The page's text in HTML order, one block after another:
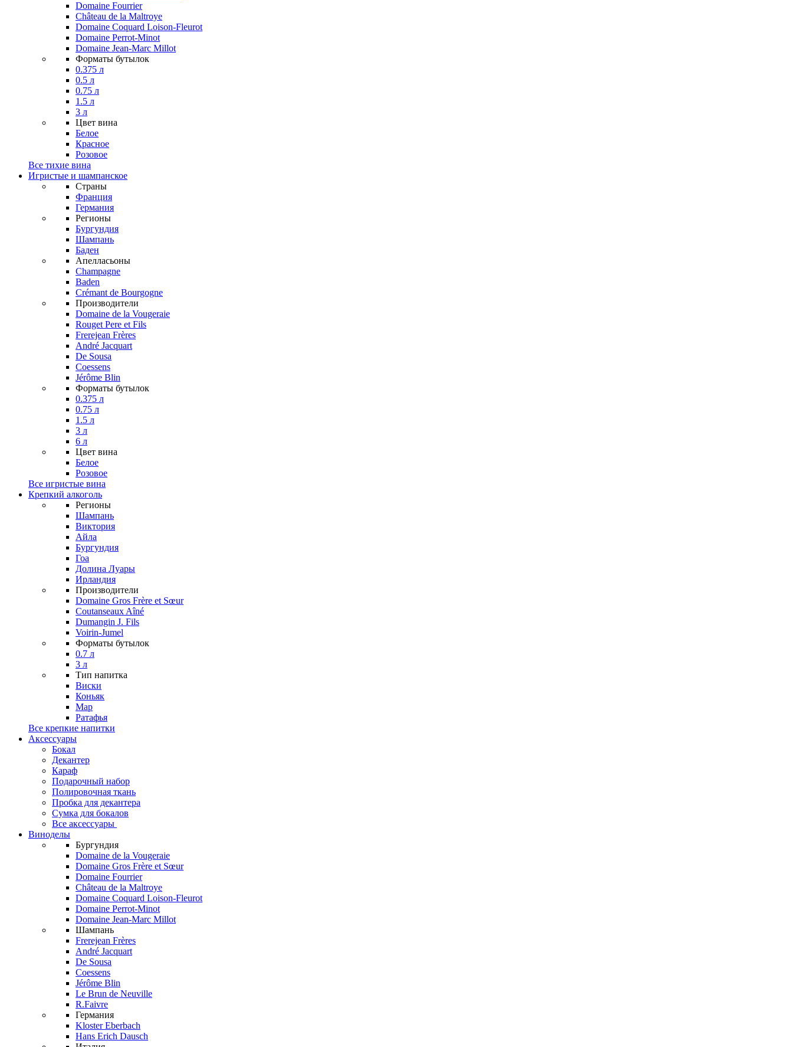
Domaine Fourrier
Château de la Maltroye
Domaine Coquard Loison-Fleurot
Domaine Perrot-Minot
Domaine Jean-Marc Millot
Форматы бутылок
0.375 л
0.5 л
0.75 л
1.5 л
3 л
Цвет вина
Белое
Красное
Розовое
Все тихие вина
Игристые и шампанское
Страны
Франция
Германия
Регионы
Бургундия
Шампань
Баден
Апелласьоны
Champagne
Baden
Crémant de Bourgogne
Производители
Domaine de la Vougeraie
Rouget Pere et Fils
Frerejean Frères
André Jacquart
De Sousa
Coessens
Jérôme Blin
Форматы бутылок
0.375 л
0.75 л
1.5 л
3 л
6 л
Цвет вина
Белое
Розовое
Все игристые вина
Крепкий алкоголь
Регионы
Шампань
Виктория
Айла
Бургундия
Гоа
Долина Луары
Ирландия
Производители
Domaine Gros Frère et Sœur
Coutanseaux Aîné
Dumangin J. Fils
Voirin-Jumel
Форматы бутылок
0.7 л
3 л
Тип напитка
Виски
Коньяк
Мар
Ратафья
Все крепкие напитки
Аксессуары
Бокал
Декантер
Караф
Подарочный набор
Полировочная ткань
Пробка для декантера
Сумка для бокалов
Все аксессуары
Виноделы
Бургундия
Domaine de la Vougeraie
Domaine Gros Frère et Sœur
Domaine Fourrier
Château de la Maltroye
Domaine Coquard Loison-Fleurot
Domaine Perrot-Minot
Domaine Jean-Marc Millot
Шампань
Frerejean Frères
André Jacquart
De Sousa
Coessens
Jérôme Blin
Le Brun de Neuville
R.Faivre
Германия
Kloster Eberbach
Hans Erich Dausch